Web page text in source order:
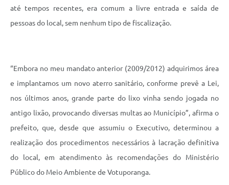
até tempos recentes, era comum a livre entrada e saída de
pessoas do local, sem nenhum tipo de fiscalização.
“Embora no meu mandato anterior (2009/2012) adquirimos área
e implantamos um novo aterro sanitário, conforme prevê a Lei,
nos últimos anos, grande parte do lixo vinha sendo jogada no
antigo lixão, provocando diversas multas ao Município”, afirma o
prefeito, que, desde que assumiu o Executivo, determinou a
realização dos procedimentos necessários à lacração definitiva
do local, em atendimento às recomendações do Ministério
Público do Meio Ambiente de Votuporanga.